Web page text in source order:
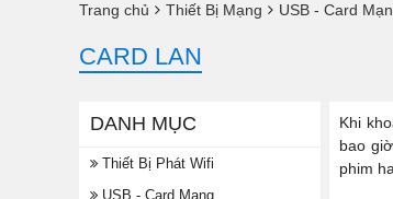
Trang chủ Thiết Bị Mạng USB - Card
CARD LAN
DANH MỤC
Thiết Bị Phát Wifi
USB - Card Mạng
Khi
bao
phim